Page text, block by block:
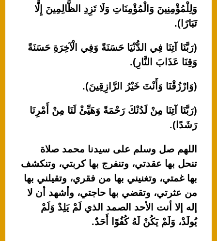
وَلِلْمُؤْمِنِينَ وَالْمُؤْمِنَاتِ وَلَا تَزِدِ الظَّالِمِينَ إِلَّا
تَبَارًا).
(رَبَّنَا آتِنَا فِي الدُّنْيَا حَسَنَةً وَفِي الْآخِرَةِ حَسَنَةً
وَقِنَا عَذَابَ النَّارِ).
(وَارْزُقْنَا وَأَنْتَ خَيْرُ الرَّازِقِينَ).
(رَبَّنَا آتِنَا مِنْ لَدُنْكَ رَحْمَةً وَهَيِّئْ لَنَا مِنْ أَمْرِنَا
رَشَدًا).
اللهم صل وسلم على سيدنا محمد صلاة
تنحل بها عقدتي، وتنفرج بها كربتي، وتنكشف
بها غمتي، وتغنيني بها من فقري، وتقيلني بها
من عثرتي، وتقضي بها حاجتي، وأشهد أن لا
إله إلا أنت الأحد الصمد الذي لَمْ يَلِدْ وَلَمْ
يُولَدْ، وَلَمْ يَكُنْ لَهُ كُفُوًا أَحَدٌ.